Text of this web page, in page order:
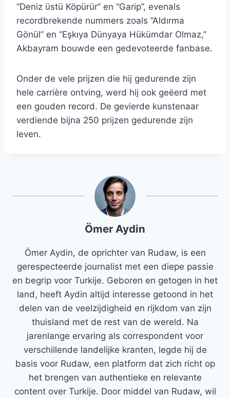
“Deniz üstü Köpürür” en “Garip”, evenals
recordbrekende nummers zoals “Aldırma
Gönül” en “Eşkıya Dünyaya Hükümdar Olmaz,”
Akbayram bouwde een gedevoteerde fanbase.
Onder de vele prijzen die hij gedurende zijn
hele carrière ontving, werd hij ook geëerd met
een gouden record. De gevierde kunstenaar
verdiende bijna 250 prijzen gedurende zijn
leven.
Ömer Aydin
Ömer Aydin, de oprichter van Rudaw, is een
gerespecteerde journalist met een diepe passie
en begrip voor Turkije. Geboren en getogen in het
land, heeft Aydin altijd interesse getoond in het
delen van de veelzijdigheid en rijkdom van zijn
thuisland met de rest van de wereld. Na
jarenlange ervaring als correspondent voor
verschillende landelijke kranten, legde hij de
basis voor Rudaw, een platform dat zich richt op
het brengen van authentieke en relevante
content over Turkije. Door middel van Rudaw, wil